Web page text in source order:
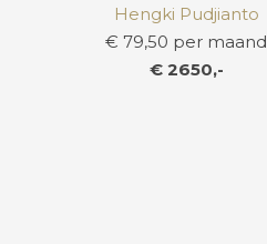
Hengki Pudjianto
€ 79,50 per maand
€ 2650,-